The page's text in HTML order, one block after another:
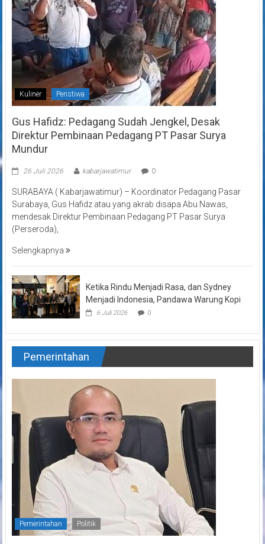
Kuliner Peristiwa
Gus Hafidz: Pedagang Sudah Jengkel, Desak
Direktur Pembinaan Pedagang PT Pasar Surya
Mundur
26 Juli 2026 kabarjawatimur 0
SURABAYA ( Kabarjawatimur) – Koordinator Pedagang Pasar
Surabaya, Gus Hafidz atau yang akrab disapa Abu Nawas,
mendesak Direktur Pembinaan Pedagang PT Pasar Surya
(Perseroda),
Selengkapnya
Ketika Rindu Menjadi Rasa, dan Sydney
Menjadi Indonesia, Pandawa Warung Kopi
6 Juli 2026 0
Pemerintahan
Pemerintahan Politik